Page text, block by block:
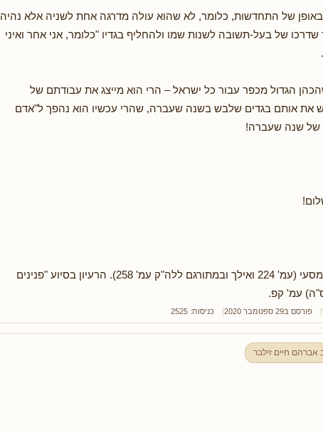
של התחדשות, כלומר, לא שהוא עולה מדרגה אחת לשניה אלא נהיה
של בעל-תשובה לשנות שמו ולהחליף בגדיו "כלומר, אני אחר ואיני
הגדול מכפר עבור כל ישראל – הרי הוא מייצג את עבודתם של
את אותם בגדים שלבש בשנה שעברה, שהרי עכשיו הוא נהפך ל"אדם
של שנה שעברה!
מבוסס על: לקוטי שיחות חלק כח, מסעי (עמ' 224 ואילך ובמתורגם ללה"ק עמ' 258). הרעיון בסיוע "פנינים
עמ' קפ.
פורסם ב29 ספטמבר 2020 כניסות: 2525
אברהם חיים זילבר